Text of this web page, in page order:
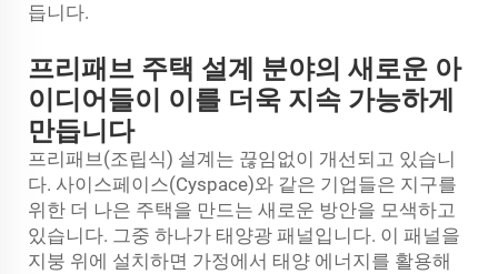
듭니다.
프리패브 주택 설계 분야의 새로운 아
이디어들이 이를 더욱 지속 가능하게
만듭니다
프리패브(조립식) 설계는 끊임없이 개선되고 있습니
다. 사이스페이스(Cyspace)와 같은 기업들은 지구를
위한 더 나은 주택을 만드는 새로운 방안을 모색하고
있습니다. 그중 하나가 태양광 패널입니다. 이 패널을
지붕 위에 설치하면 가정에서 태양 에너지를 활용해